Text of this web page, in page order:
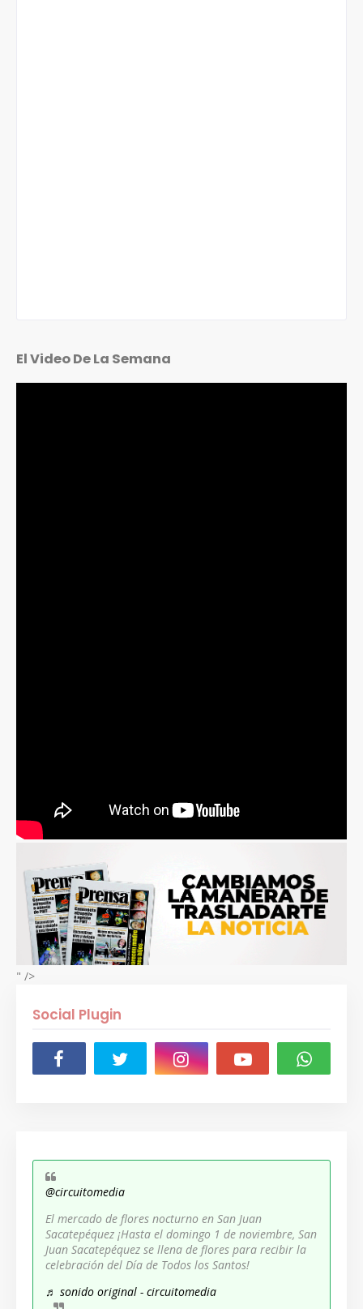
El Video De La Semana
" />
Social Plugin
@circuitomedia
El mercado de flores nocturno en San Juan
Sacatepéquez ¡Hasta el domingo 1 de noviembre, San
Juan Sacatepéquez se llena de flores para recibir la
celebración del Día de Todos los Santos!
♬ sonido original - circuitomedia